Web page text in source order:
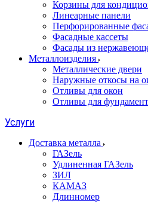
Корзины для
Линеарные панели
Перфорированные
Фасадные кассеты
Фасады из
Металлоизделия
Металлические двери
Наружные откосы на
Отливы для окон
Отливы для
Услуги
Доставка металла
ГАЗель
Удлиненная ГАЗель
ЗИЛ
КАМАЗ
Длинномер